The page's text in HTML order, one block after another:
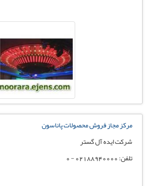
مرکز مجاز فروش محصولات پاناسون
شرکت ایده آل گستر
تلفن: 02188940000 - 0